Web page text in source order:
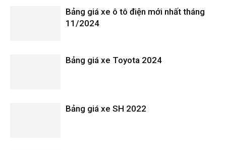
Bảng giá xe ô tô điện mới nhất tháng
11/2024
Bảng giá xe Toyota 2024
Bảng giá xe SH 2022